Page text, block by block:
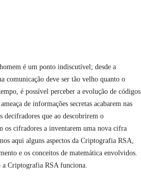
é um ponto indiscutível; desde a
comunicação deve ser tão velho quanto o
é possível perceber a evolução de códigos
de informações secretas acabarem nas
decifradores que ao descobrirem o
os cifradores a inventarem uma nova cifra
aqui alguns aspectos da Criptografia RSA,
e os conceitos de matemática envolvidos.
Criptografia RSA funciona.